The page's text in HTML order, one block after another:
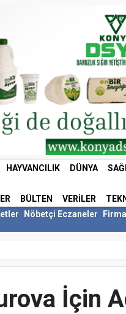
HAYVANCILIK DÜNYA
BÜLTEN VERILER
Nöbetçi Eczaneler
İçin